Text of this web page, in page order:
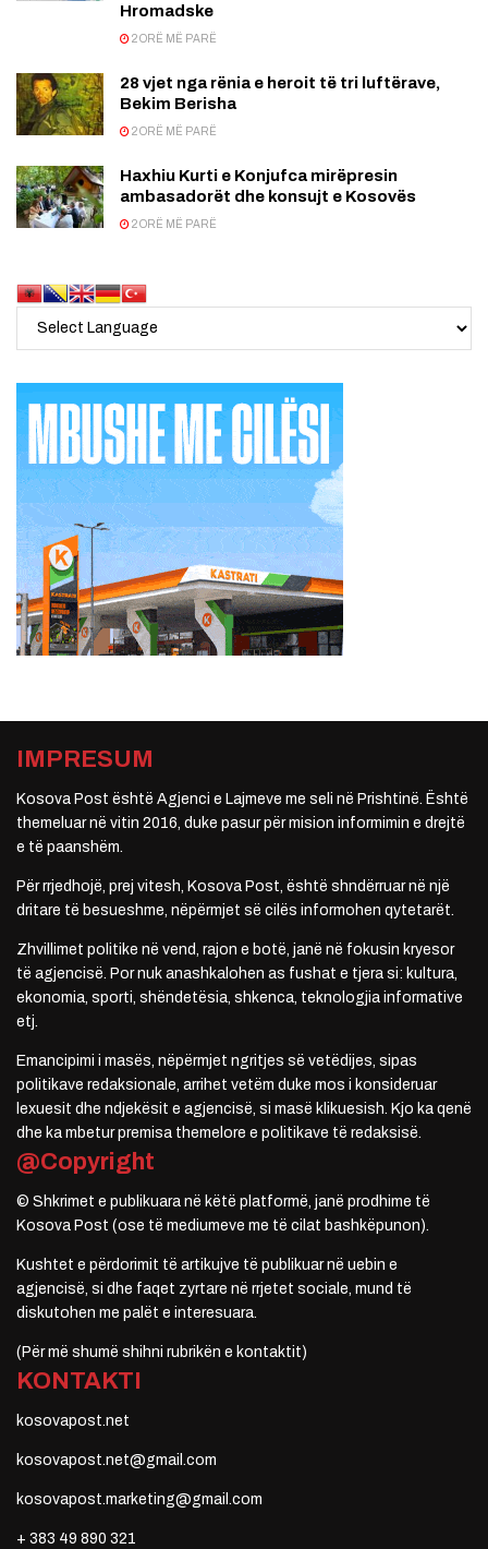
Hromadske
2 ORË MË PARË
28 vjet nga rënia e heroit të tri luftërave,
Bekim Berisha
2 ORË MË PARË
Haxhiu Kurti e Konjufca mirëpresin
ambasadorët dhe konsujt e Kosovës
2 ORË MË PARË
IMPRESUM
Kosova Post është Agjenci e Lajmeve me seli në Prishtinë. Është
themeluar në vitin 2016, duke pasur për mision informimin e drejtë
e të paanshëm.
Për rrjedhojë, prej vitesh, Kosova Post, është shndërruar në një
dritare të besueshme, nëpërmjet së cilës informohen qytetarët.
Zhvillimet politike në vend, rajon e botë, janë në fokusin kryesor
të agjencisë. Por nuk anashkalohen as fushat e tjera si: kultura,
ekonomia, sporti, shëndetësia, shkenca, teknologjia informative
etj.
Emancipimi i masës, nëpërmjet ngritjes së vetëdijes, sipas
politikave redaksionale, arrihet vetëm duke mos i konsideruar
lexuesit dhe ndjekësit e agjencisë, si masë klikuesish. Kjo ka qenë
dhe ka mbetur premisa themelore e politikave të redaksisë.
@Copyright
© Shkrimet e publikuara në këtë platformë, janë prodhime të
Kosova Post (ose të mediumeve me të cilat bashkëpunon).
Kushtet e përdorimit të artikujve të publikuar në uebin e
agjencisë, si dhe faqet zyrtare në rrjetet sociale, mund të
diskutohen me palët e interesuara.
(Për më shumë shihni rubrikën e kontaktit)
KONTAKTI
kosovapost.net
kosovapost.net@gmail.com
kosovapost.marketing@gmail.com
+ 383 49 890 321